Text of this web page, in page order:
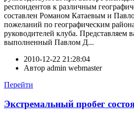
респондентов к различным
составлен Романом Катаевым и
пожеланий по географическим
руководителей клуба. Представляем
выполненный Павлом Д...
2010-12-22 21:28:04
Автор admin webmaster
Перейти
Экстремальный пробег